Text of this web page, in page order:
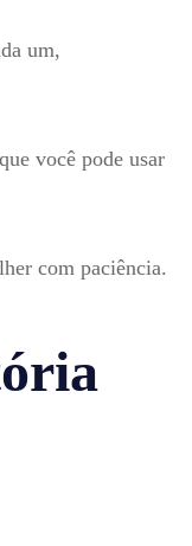
um,
você pode usar
com paciência.